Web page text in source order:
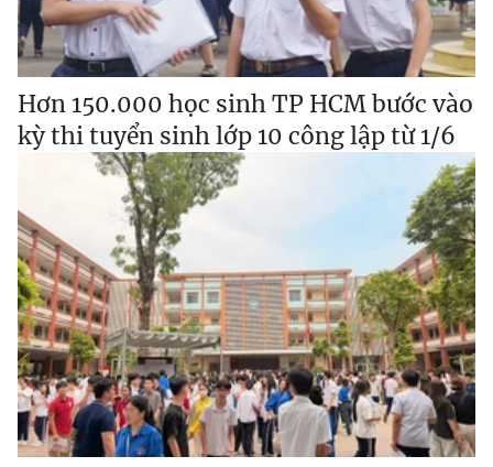
Hơn 150.000 học sinh TP HCM bước vào
kỳ thi tuyển sinh lớp 10 công lập từ 1/6